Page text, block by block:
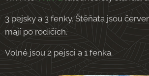
3 pejsky a 3 fenky. Štěňata jsou
mají po rodičích.
Volné jsou 2 pejsci a 1 fenka.